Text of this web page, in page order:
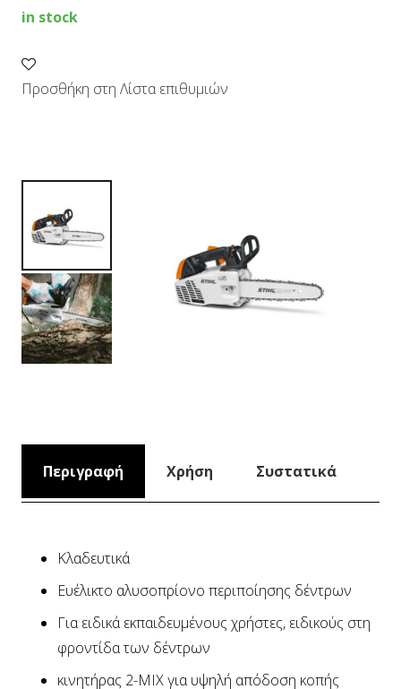
in stock
Προσθήκη στη Λίστα επιθυμιών
Περιγραφή Χρήση Συστατικά
Κλαδευτικά
Ευέλικτο αλυσοπρίονο περιποίησης δέντρων
Για ειδικά εκπαιδευμένους χρήστες, ειδικούς στη
φροντίδα των δέντρων
κινητήρας 2-MIX για υψηλή απόδοση κοπής